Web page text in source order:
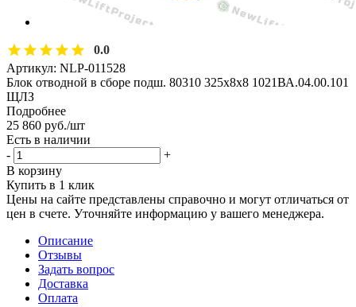
0.0
Артикул: NLP-011528
Блок отводной в сборе подш. 80310 325х8х8 1021ВА.04.00.101
ЩЛЗ
Подробнее
25 860 руб./шт
Есть в наличии
-
+
В корзину
Купить в 1 клик
Цены на сайте представлены справочно и могут отличаться от
цен в счете. Уточняйте информацию у вашего менеджера.
Описание
Отзывы
Задать вопрос
Доставка
Оплата